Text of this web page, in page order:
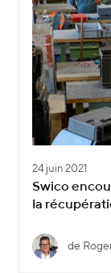
24 juin 2021
Swico
la
de